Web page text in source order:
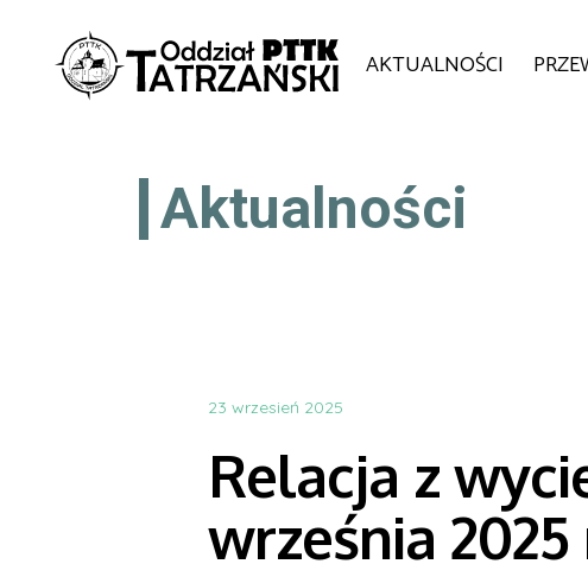
AKTUALNOŚCI
Aktualności
23 wrzesień 2025
Relacja z
września 2025